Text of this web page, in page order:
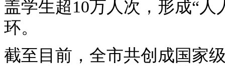
盖学生超10万人次，形成“
环。
截至目前，全市共创成国家